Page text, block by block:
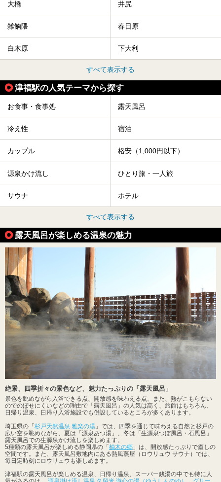
大橋 井尻
雑餉隈 春日原
白木原 下大利
すべて表示する
津福駅の人気テーマから探す
お食事・食事処 露天風呂
冷え性 宿泊
カップル 格安（1,000円以下）
源泉かけ流し ひとり旅・一人旅
サウナ ホテル
すべて表示する
露天風呂が楽しめる温泉の魅力
絶景、四季折々の景色など、魅力たっぷりの「露天風呂」
景色を眺めながら入浴できる点、開放感を味わえる点、また、熱がこもらない
のでのぼせにくいなどの理由で「露天風呂」の人気は高く、旅館はもちろん、
日帰り温泉、日帰り入浴施設でも併設しているところが多くあります。
埼玉県の「 杉戸天然温泉 雅楽の湯 」では、四季を通じて味わえる自然と杉戸の
広い空を眺めながら、夏は「源泉あつ湯」、冬は「生源泉つぼ風呂・石風呂」
露天風呂での生源泉かけ流しを楽しめます。
5種類の露天風呂が楽しめる静岡県の「 柚木の郷 」は、開放感たっぷりで癒しの
空間です。また、露天風呂敷地内にある熱風蒸屋（ロウリュウ サウナ）では、
毎日定時刻にロウリュウも楽しめます。
津福駅の露天風呂が楽しめる温泉、日帰り温泉、スーパー銭湯の中でも特に人